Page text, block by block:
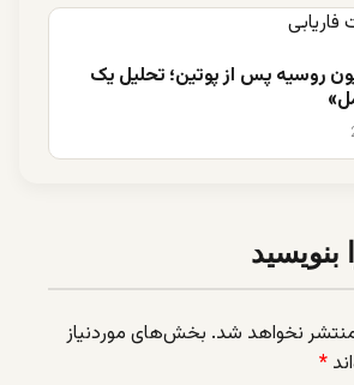
روسیه پس از پوتین؛ تحلیل یک
بنویسید
نخواهد شد. بخش‌های موردنیاز
*